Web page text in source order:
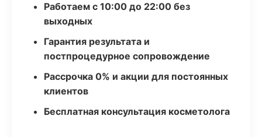
Работаем с 10:00 до 22:00 без
выходных
Гарантия результата и
постпроцедурное сопровождение
Рассрочка 0% и акции для постоянных
клиентов
Бесплатная консультация косметолога